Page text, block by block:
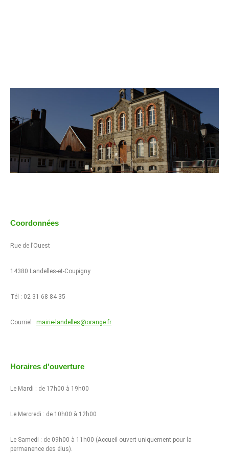
Coordonnées
Rue de l’Ouest
14380 Landelles-et-Coupigny
Tél : 02 31 68 84 35
Courriel : mairie-landelles@orange.fr
Horaires d'ouverture
Le Mardi : de 17h00 à 19h00
Le Mercredi : de 10h00 à 12h00
Le Samedi : de 09h00 à 11h00 (Accueil ouvert uniquement pour la
permanence des élus).